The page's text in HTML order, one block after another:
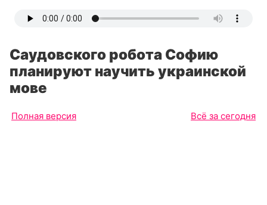
Саудовского робота Софию
планируют научить украинской
мове
Полная версия Всё за сегодня